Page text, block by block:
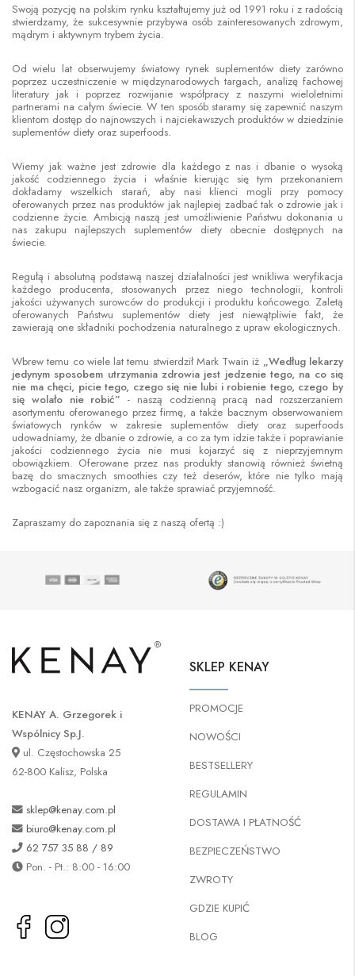
Swoją pozycję na polskim rynku kształtujemy już od 1991 roku i z radością
stwierdzamy, że sukcesywnie przybywa osób zainteresowanych zdrowym,
mądrym i aktywnym trybem życia.
Od wielu lat obserwujemy światowy rynek suplementów diety zarówno
poprzez uczestniczenie w międzynarodowych targach, analizę fachowej
literatury jak i poprzez rozwijanie współpracy z naszymi wieloletnimi
partnerami na całym świecie. W ten sposób staramy się zapewnić naszym
klientom dostęp do najnowszych i najciekawszych produktów w dziedzinie
suplementów diety oraz superfoods.
Wiemy jak ważne jest zdrowie dla każdego z nas i dbanie o wysoką
jakość codziennego życia i właśnie kierując się tym przekonaniem
dokładamy wszelkich starań, aby nasi klienci mogli przy pomocy
oferowanych przez nas produktów jak najlepiej zadbać tak o zdrowie jak i
codzienne życie. Ambicją naszą jest umożliwienie Państwu dokonania u
nas zakupu najlepszych suplementów diety obecnie dostępnych na
świecie.
Regułą i absolutną podstawą naszej działalności jest wnikliwa weryfikacja
każdego producenta, stosowanych przez niego technologii, kontroli
jakości używanych surowców do produkcji i produktu końcowego. Zaletą
oferowanych Państwu suplementów diety jest niewątpliwie fakt, że
zawierają one składniki pochodzenia naturalnego z upraw ekologicznych.
Wbrew temu co wiele lat temu stwierdził Mark Twain iż „Według lekarzy
jedynym sposobem utrzymania zdrowia jest jedzenie tego, na co się
nie ma chęci, picie tego, czego się nie lubi i robienie tego, czego by
się wolało nie robić”- naszą codzienną pracą nad rozszerzaniem
asortymentu oferowanego przez firmę, a także bacznym obserwowaniem
światowych rynków w zakresie suplementów diety oraz superfoods
udowadniamy, że dbanie o zdrowie, a co za tym idzie także i poprawianie
jakości codziennego życia nie musi kojarzyć się z nieprzyjemnym
obowiązkiem. Oferowane przez nas produkty stanowią również świetną
bazę do smacznych smoothies czy też deserów, które nie tylko mają
wzbogacić nasz organizm, ale także sprawiać przyjemność.
Zapraszamy do zapoznania się z naszą ofertą :)
KENAY A. Grzegorek i
Wspólnicy Sp.J.
ul. Częstochowska 25
62-800 Kalisz, Polska
sklep@kenay.com.pl
biuro@kenay.com.pl
62 757 35 88 / 89
Pon. - Pt.: 8:00 - 16:00
SKLEP KENAY
PROMOCJE
NOWOŚCI
BESTSELLERY
REGULAMIN
DOSTAWA I PŁATNOŚĆ
BEZPIECZEŃSTWO
ZWROTY
GDZIE KUPIĆ
BLOG